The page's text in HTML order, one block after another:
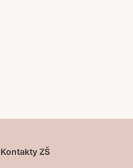
Kontakty ZŠ